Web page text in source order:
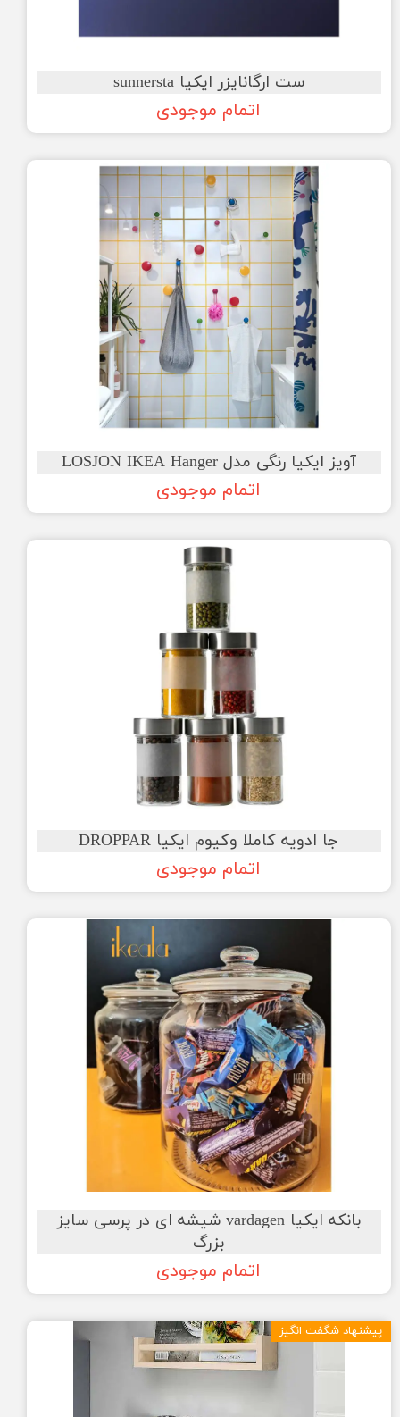
ست ارگانایزر ایکیا sunnersta
اتمام موجودی
آویز ایکیا رنگی مدل LOSJON IKEA Hanger
اتمام موجودی
جا ادویه کاملا وکیوم ایکیا DROPPAR
اتمام موجودی
بانکه ایکیا vardagen شیشه ای در پرسی سایز
بزرگ
اتمام موجودی
پیشنهاد شگفت انگیز